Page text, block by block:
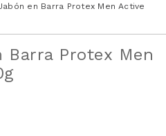
en Barra Protex Men Active
Barra Protex Men